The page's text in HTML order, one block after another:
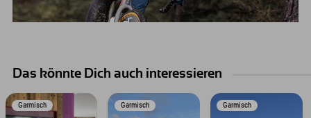
Das könnte Dich auch interessieren
Garmisch Garmisch Garmisch